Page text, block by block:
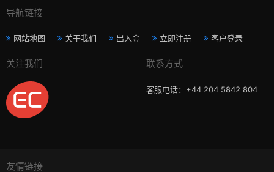
导航链接
网站地图 关于我们 出入金 立即注册 客户登录
关注我们 联系方式
客服电话：+44 204 5842 804
友情链接